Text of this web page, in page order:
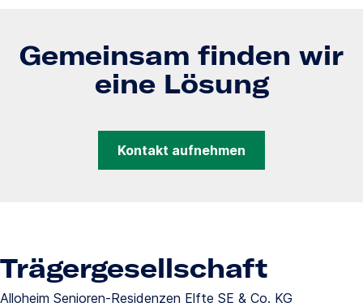
Gemeinsam finden wir
eine Lösung
Kontakt aufnehmen
Trägergesellschaft
Alloheim Senioren-Residenzen Elfte SE & Co. KG